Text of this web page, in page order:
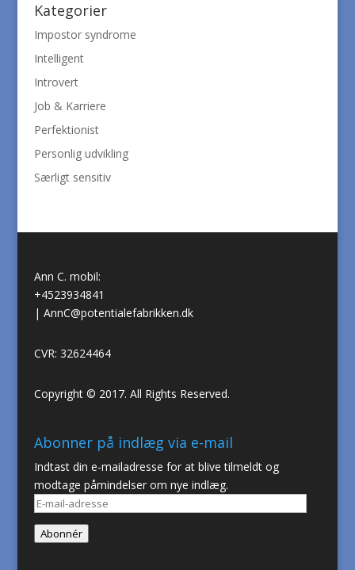
Kategorier
Impostor syndrome
Intelligent
Introvert
Job & Karriere
Perfektionist
Personlig udvikling
Særligt sensitiv
Ann C. mobil:
+4523934841
| AnnC@potentialefabrikken.dk
CVR: 32624464
Copyright © 2017. All Rights Reserved.
Abonner på indlæg via e-mail
Indtast din e-mailadresse for at blive tilmeldt og
modtage påmindelser om nye indlæg.
E-
mail-
adresse
Abonnér